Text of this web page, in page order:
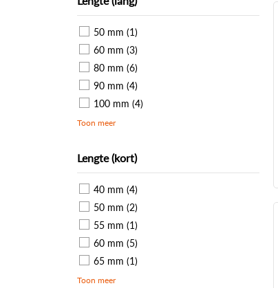
50 mm (1)
60 mm (3)
80 mm (6)
90 mm (4)
100 mm (4)
Toon meer
Lengte (kort)
40 mm (4)
50 mm (2)
55 mm (1)
60 mm (5)
65 mm (1)
Toon meer